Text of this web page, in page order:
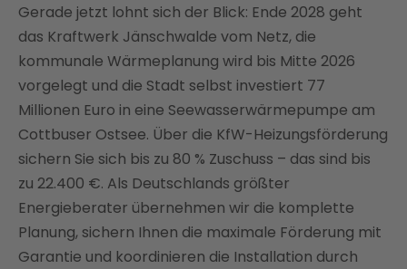
Was kostet eine Wärmepumpe in Cottbus?
Förderung für Wärmepumpen in Cottbus – Bis zu
80 % Zuschuss sichern
Wärmepumpe und Photovoltaik: Das Energie-
Komplettpaket für Cottbus
Der Weg zur Wärmepumpe – warum ein Full-
Service-Partner den Unterschied macht
Fazit: Wärmepumpe in Cottbus – jetzt handeln,
maximal profitieren
FAQ
Gerade jetzt lohnt sich der Blick: Ende 2028 geht
das Kraftwerk Jänschwalde vom Netz, die
kommunale Wärmeplanung wird bis Mitte 2026
vorgelegt und die Stadt selbst investiert 77
Millionen Euro in eine Seewasserwärmepumpe am
Cottbuser Ostsee. Über die KfW-Heizungsförderung
sichern Sie sich bis zu 80 % Zuschuss – das sind bis
zu 22.400 €. Als Deutschlands größter
Energieberater übernehmen wir die komplette
Planung, sichern Ihnen die maximale Förderung mit
Garantie und koordinieren die Installation durch